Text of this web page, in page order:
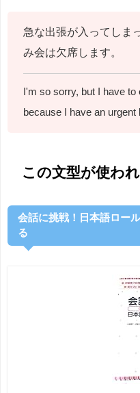
急な出張が入ってしま
み会は欠席します。
I'm so sorry, but I have
because I have an urgent
この文型が使わ
会話に挑戦！日本語ロー
る